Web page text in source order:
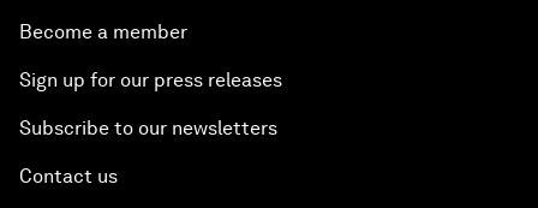
Become a member
Sign up for our press releases
Subscribe to our newsletters
Contact us